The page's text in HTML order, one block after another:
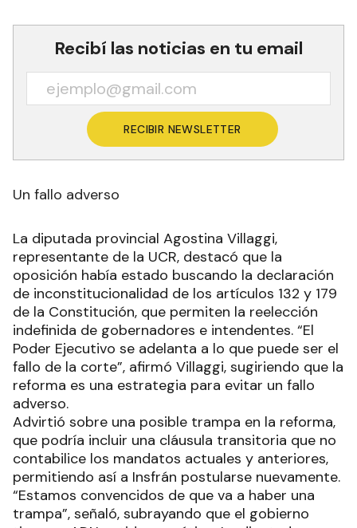
Recibí las noticias en tu email
RECIBIR NEWSLETTER
Un fallo adverso
La diputada provincial Agostina Villaggi,
representante de la UCR, destacó que la
oposición había estado buscando la declaración
de inconstitucionalidad de los artículos 132 y 179
de la Constitución, que permiten la reelección
indefinida de gobernadores e intendentes. “El
Poder Ejecutivo se adelanta a lo que puede ser el
fallo de la corte”, afirmó Villaggi, sugiriendo que la
reforma es una estrategia para evitar un fallo
adverso.
Advirtió sobre una posible trampa en la reforma,
que podría incluir una cláusula transitoria que no
contabilice los mandatos actuales y anteriores,
permitiendo así a Insfrán postularse nuevamente.
“Estamos convencidos de que va a haber una
trampa”, señaló, subrayando que el gobierno